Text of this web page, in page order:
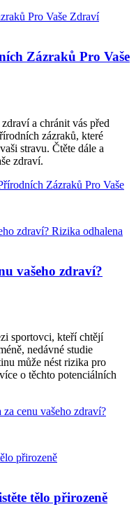
Zázraků Pro Vaše
a chránit vás před
zázraků, které
stravu. Čtěte dále a
zdraví.
Zázraků Pro Vaše
vašeho zdraví?
sportovci, kteří chtějí
nedávné studie
může nést rizika pro
o těchto potenciálních
cenu vašeho zdraví?
tělo přirozeně